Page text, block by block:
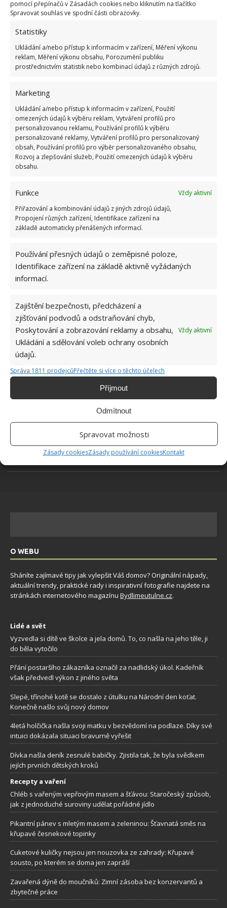
pomocí přepínačů v Zásadách cookies nebo kliknutím na tlačítko
Spravovat souhlas ve spodní části obrazovky.
Statistiky
Ukládání a/nebo přístup k informacím v zařízení, Měření výkonu
reklam, Měření výkonu obsahu, Porozumění publiku
prostřednictvím statistik nebo kombinací údajů z různých zdrojů.
Marketing
Ukládání a/nebo přístup k informacím v zařízení, Použití
omezených údajů k výběru reklam, Vytváření profilů pro
personalizovanou reklamu, Používání profilů k výběru
personalizované reklamy, Vytváření profilů pro personalizovaný
obsah, Používání profilů pro výběr personalizovaného obsahu,
Rozvoj a zlepšování služeb, Použití omezených údajů k výběru
obsahu.
Funkce
Vždy aktivní
Přiřazování a kombinování údajů z jiných zdrojů údajů,
Propojení různých zařízení, Identifikace zařízení na
základě automaticky přenášených informací.
Používání přesných údajů o zeměpisné poloze,
Identifikace zařízení na základě aktivně vyžádaných
informací.
Zajištění bezpečnosti, předcházení a
zjišťování podvodů a odstraňování chyb,
Poskytování a zobrazování reklamy a obsahu,
Ukládání a sdělování voleb ochrany osobních
údajů.
Vždy aktivní
Správa 1811 prodejcůPřečtěte si více o těchto účelech
Příjmout
Odmítnout
Spravovat možnosti
Zásady cookiesZásady používání cookiesKontakt
Pokuta až 10 000 Kč hrozí za nesprávné sekání i
Kvíz na téma pionýrské tábory za socialismu:
Kdo je zažil, bez problému získá 12 ze 12 bodů
Test znalostí o každodenní realitě za
komunismu: 10 retro otázek ukáže, kdo má
dobrý přehled
23.6.2026
Profesionální zahradnice vytvořila přehled
nejnebezpečnějších škůdců rostlin a postupy,
jak se jich rychle zbavit
6.8.2026
Bohatá úroda rajčat nemusí být jen zbožným
přáním. Užijte si úspěšnou sklizeň již během
letošní sezony
zajistí bohatou úrodu šťavnatých a chutných
plodů. Připravte se na letošní sezonu včas
6.8.2026
O WEBU
Sháníte zajímavé tipy jak vylepšit Váš domov? Originální nápady,
aktuální trendy, praktické rady i inspirativní fotografie najdete na
stránkách internetového magazínu Bydlimeutulne.cz.
Lidé a svět
Vyzvedla si dítě ve školce a jela domů. To, co našla na jeho těle, ji
do běla vytočilo
Přání postaršího zákazníka označil za nadlidský úkol. Kadeřník
však předvedl výkon z jiného světa
Slepé, třínohé kotě se dostalo z útulku na Národní den koťat.
Konečně našlo svůj nový domov
4letá holčička našla svoji matku v bezvědomí na podlaze. Díky své
intuici dokázala situaci bravurně vyřešit
Dívka našla deník zesnulé babičky. Zjistila tak, že byla svědkem
jejích prvních dětských kroků
Recepty a vaření
Chléb s vařeným vepřovým masem a šťávou: Staročeský způsob,
jak z jednoduché suroviny udělat pořádné jídlo
Pikantní pánev s mletým masem a zeleninou: Šťavnatá směs na
křupavé česnekové topinky
Cuketové kuličky nejsou jen nouzovka ze zahrady: Křupavé
sousto, po kterém se doma jen zapráší
Zavařená dýně do moučníků: Zimní zásoba bez konzervantů a
zbytečné práce